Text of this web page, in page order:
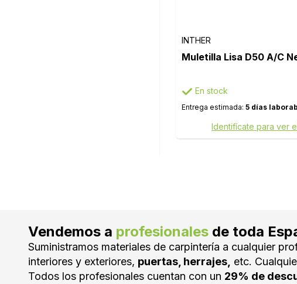
INTHER
Muletilla Lisa D50 A/C
En stock
Entrega estimada: 5 días
Identifícate para ver
Vendemos a profesionales de toda
Suministramos materiales de carpintería a cualquier
interiores y exteriores, puertas, herrajes, etc.
Todos los profesionales cuentan con un 29% de